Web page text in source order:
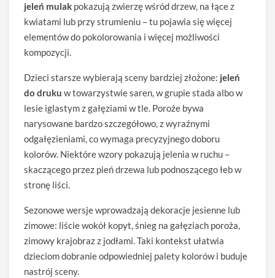
jeleń mulak pokazują zwierzę wśród drzew, na łące z
kwiatami lub przy strumieniu – tu pojawia się więcej
elementów do pokolorowania i więcej możliwości
kompozycji.
Dzieci starsze wybierają sceny bardziej złożone: jeleń
do druku w towarzystwie saren, w grupie stada albo w
lesie iglastym z gałęziami w tle. Poroże bywa
narysowane bardzo szczegółowo, z wyraźnymi
odgałęzieniami, co wymaga precyzyjnego doboru
kolorów. Niektóre wzory pokazują jelenia w ruchu –
skaczącego przez pień drzewa lub podnoszącego łeb w
stronę liści.
Sezonowe wersje wprowadzają dekoracje jesienne lub
zimowe: liście wokół kopyt, śnieg na gałęziach poroża,
zimowy krajobraz z jodłami. Taki kontekst ułatwia
dzieciom dobranie odpowiedniej palety kolorów i buduje
nastrój sceny.